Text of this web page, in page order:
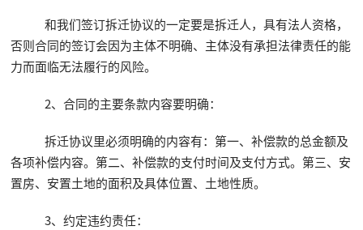
和我们签订拆迁协议的一定要是拆迁人，具有法人资格，
否则合同的签订会因为主体不明确、主体没有承担法律责任的能
力而面临无法履行的风险。
2、合同的主要条款内容要明确：
拆迁协议里必须明确的内容有：第一、补偿款的总金额及
各项补偿内容。第二、补偿款的支付时间及支付方式。第三、安
置房、安置土地的面积及具体位置、土地性质。
3、约定违约责任：